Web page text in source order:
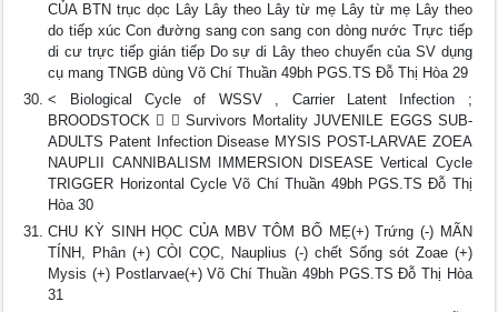
CỦA BTN trục dọc Lây Lây theo Lây từ mẹ Lây từ mẹ Lây theo
do tiếp xúc Con đường sang con sang con dòng nước Trực tiếp
di cư trực tiếp gián tiếp Do sự di Lây theo chuyển của SV dụng
cụ mang TNGB dùng Võ Chí Thuần 49bh PGS.TS Đỗ Thị Hòa 29
< Biological Cycle of WSSV , Carrier Latent Infection ;
BROODSTOCK   Survivors Mortality JUVENILE EGGS SUB-
ADULTS Patent Infection Disease MYSIS POST-LARVAE ZOEA
NAUPLII CANNIBALISM IMMERSION DISEASE Vertical Cycle
TRIGGER Horizontal Cycle Võ Chí Thuần 49bh PGS.TS Đỗ Thị
Hòa 30
CHU KỲ SINH HỌC CỦA MBV TÔM BỐ MẸ(+) Trứng (-) MÃN
TÍNH, Phân (+) CÒI CỌC, Nauplius (-) chết Sống sót Zoae (+)
Mysis (+) Postlarvae(+) Võ Chí Thuần 49bh PGS.TS Đỗ Thị Hòa
31